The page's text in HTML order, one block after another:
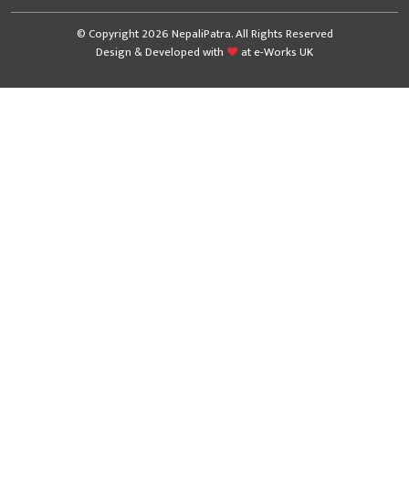
© Copyright 2026 NepaliPatra. All Rights Reserved
Design & Developed with
ate-Works UK